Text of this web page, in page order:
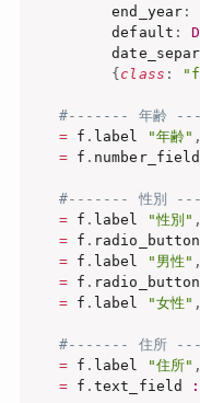
        end_year
:
        default
:
{ class :
#------- 年齢
= f . label "年齢" ,
= f . number_field
#------- 性別
= f . label "性別" ,
= f . radio_button
= f . label "男性" ,
= f . radio_button
= f . label "女性" ,
#------- 住所
= f . label "住所" ,
= f .text_field